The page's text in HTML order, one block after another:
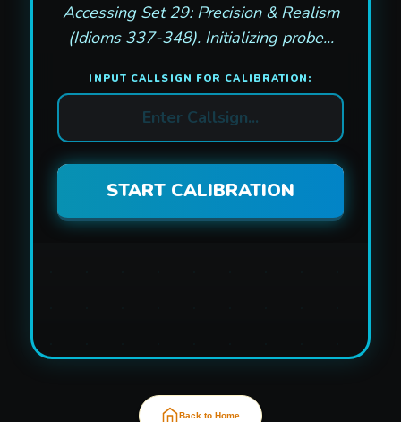
Accessing Set 29: Precision & Realism
(Idioms 337-348). Initializing probe...
INPUT CALLSIGN FOR CALIBRATION:
START CALIBRATION
Back to Home